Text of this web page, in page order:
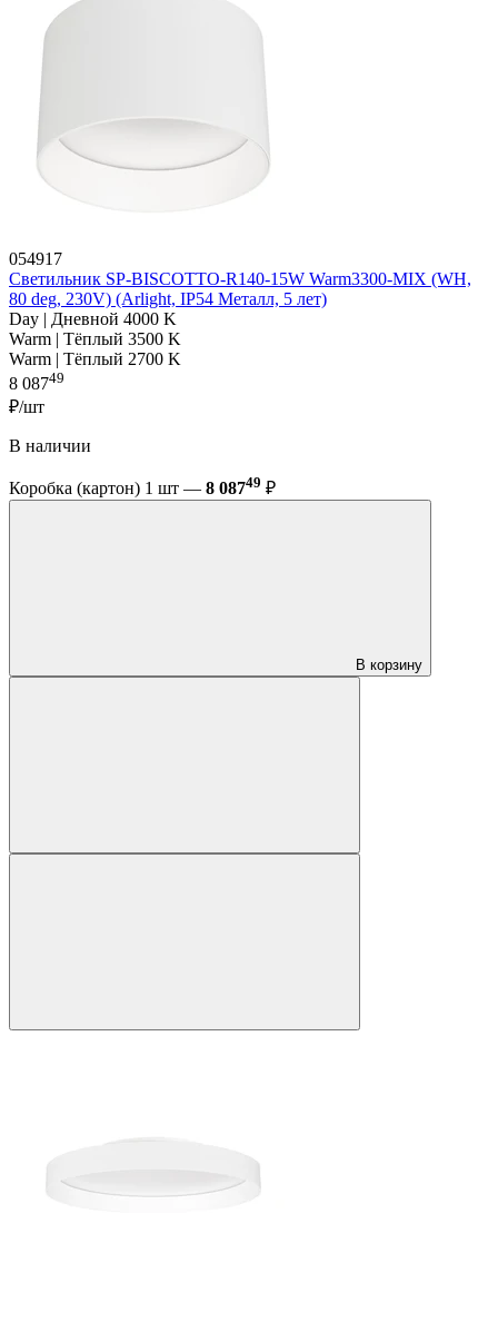
054917
Светильник SP-BISCOTTO-R140-15W Warm3300-MIX (WH,
80 deg, 230V) (Arlight, IP54 Металл, 5 лет)
Day | Дневной 4000 K
Warm | Тёплый 3500 K
Warm | Тёплый 2700 K
8 08749
₽/шт
В наличии
Коробка (картон) 1 шт — 8 08749 ₽
В корзину